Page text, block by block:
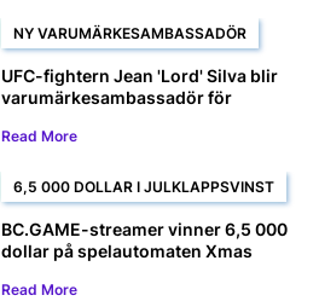
NY VARUMÄRKESAMBASSADÖR
UFC-fightern Jean 'Lord' Silva blir
varumärkesambassadör för
Read More
6,5 000 DOLLAR I JULKLAPPSVINST
BC.GAME-streamer vinner 6,5 000
dollar på spelautomaten Xmas
Read More